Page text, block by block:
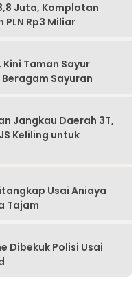
Juta, Komplotan
PLN Rp3 Miliar
Taman Sayur
Sayuran
Jangkau Daerah 3T,
Keliling untuk
Usai Aniaya
Tajam
Dibekuk Polisi Usai